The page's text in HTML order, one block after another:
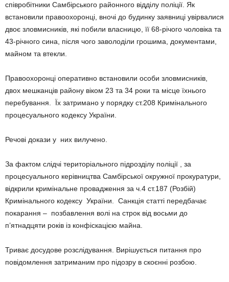
співробітники Самбірського районного відділу поліції. Як
встановили правоохоронці, вночі до будинку заявниці увірвалися
двоє зловмисників, які побили власницю, її 68-річого чоловіка та
43-річного сина, після чого заволоділи грошима, документами,
майном та втекли.
Правоохоронці оперативно встановили особи зловмисників,
двох мешканців району віком 23 та 34 роки та місце їхнього
перебування. Їх затримано у порядку ст.208 Кримінального
процесуального кодексу України.
Речові докази у них вилучено.
За фактом слідчі територіального підрозділу поліції , за
процесуального керівництва Самбірської окружної прокуратури,
відкрили кримінальне провадження за ч.4 ст.187 (Розбій)
Кримінального кодексу України. Санкція статті передбачає
покарання – позбавлення волі на строк від восьми до
п’ятнадцяти років із конфіскацією майна.
Триває досудове розслідування. Вирішується питання про
повідомлення затриманим про підозру в скоєнні розбою.